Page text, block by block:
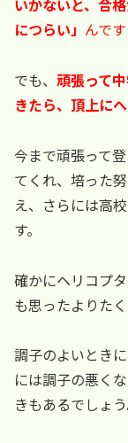
いかないと、合
につらい」 んです
でも、 頑張って
きたら、頂上に
今まで頑張って
てくれ、培った
え、さらには高
す。
確かにヘリコプ
も思ったよりた
調子のよいとき
には調子の悪く
きもあるでしょう